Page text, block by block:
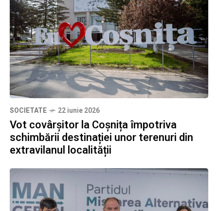
SOCIETATE 22 iunie 2026
Vot covârșitor la Coșnița împotriva
schimbării destinației unor terenuri din
extravilanul localității